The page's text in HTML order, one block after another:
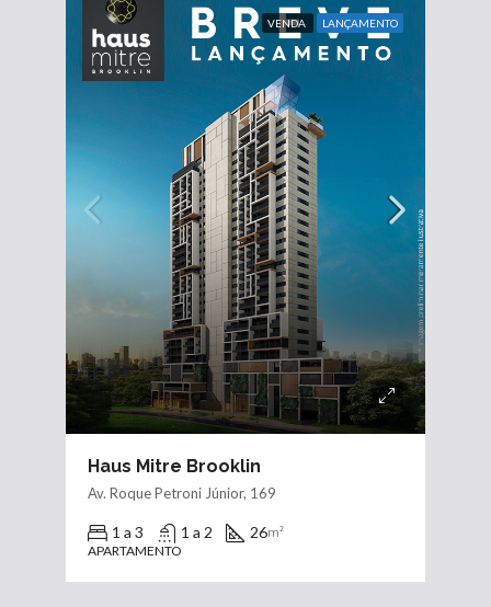
VENDA LANÇAMENTO
Haus Mitre Brooklin
Av. Roque Petroni Júnior, 169
1 a 3 1 a 2 26m²
APARTAMENTO